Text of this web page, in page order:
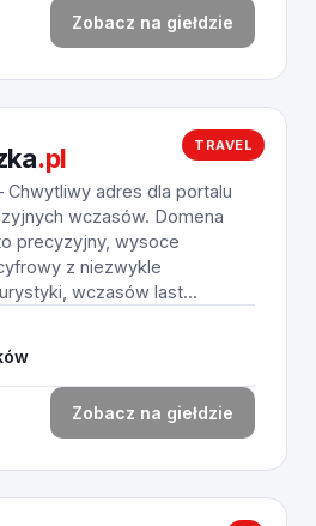
Zobacz na giełdzie
TRAVEL
.pl
Chwytliwy adres dla portalu
wczasów. Domena
precyzyjny, wysoce
z niezwykle
wczasów last...
Zobacz na giełdzie